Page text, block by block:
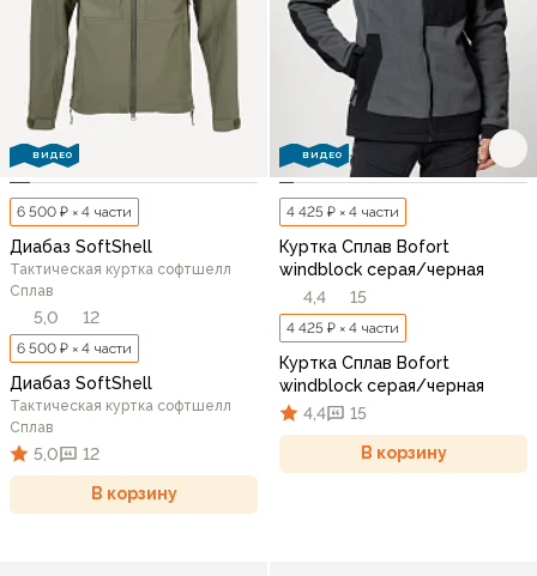
ВИДЕО
6 500 ₽ × 4 части
Диабаз SoftShell
Тактическая куртка софтшелл
Сплав
5,0 12
6 500 ₽ × 4 части
Диабаз SoftShell
Тактическая куртка софтшелл
Сплав
5,0 12
В корзину
ВИДЕО
4 425 ₽ × 4 части
Куртка Сплав Bofort
windblock серая/черная
4,4
15
4 425 ₽ × 4 части
Куртка Сплав Bofort
windblock серая/черная
4,4
15
В корзину